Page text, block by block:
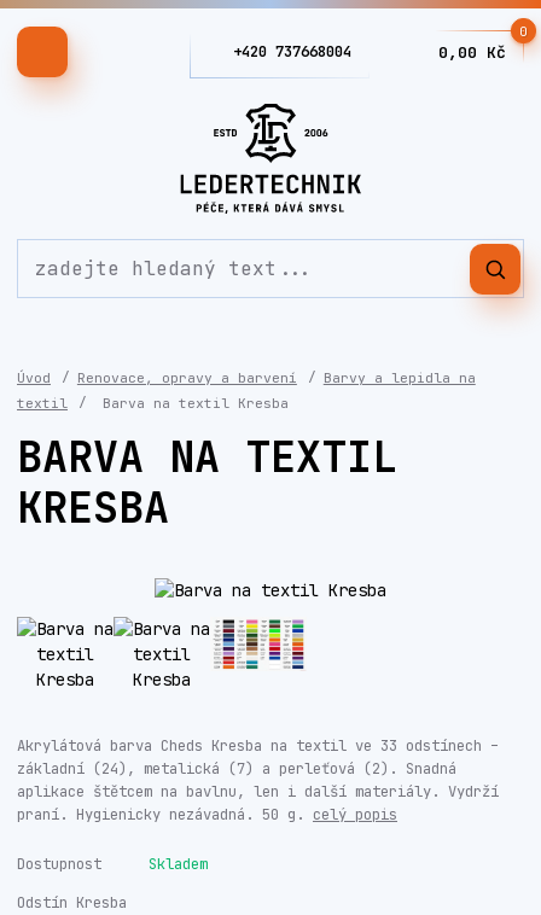
+420 737668004
0
0,00 Kč
Úvod Renovace, opravy a barvení
Barvy a lepidla na
textil
Barva na textil Kresba
BARVA NA TEXTIL
KRESBA
Akrylátová barva Cheds Kresba na textil ve 33 odstínech –
základní (24), metalická (7) a perleťová (2). Snadná
aplikace štětcem na bavlnu, len i další materiály. Vydrží
praní. Hygienicky nezávadná. 50 g. celý popis
Dostupnost Skladem
Odstín Kresba